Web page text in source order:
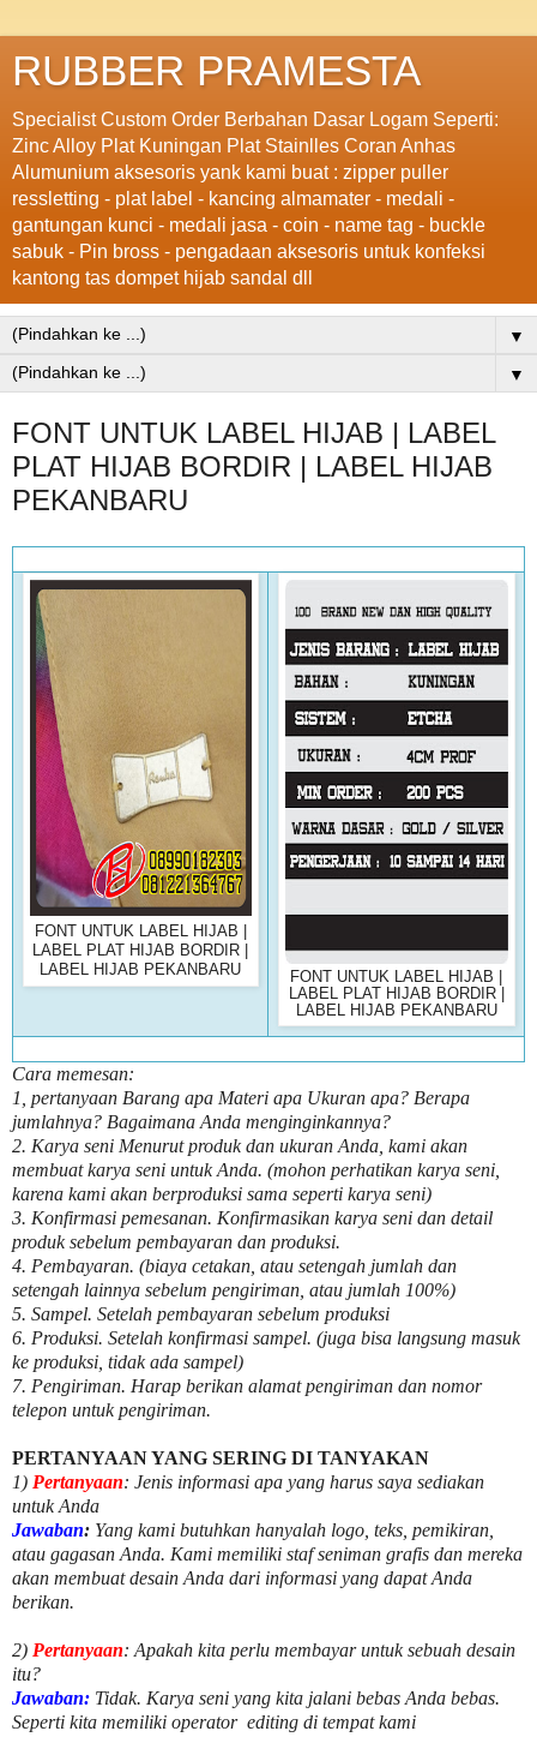
RUBBER PRAMESTA
Specialist Custom Order Berbahan Dasar Logam Seperti:
Zinc Alloy Plat Kuningan Plat Stainlles Coran Anhas
Alumunium aksesoris yank kami buat : zipper puller
ressletting - plat label - kancing almamater - medali -
gantungan kunci - medali jasa - coin - name tag - buckle
sabuk - Pin bross - pengadaan aksesoris untuk konfeksi
kantong tas dompet hijab sandal dll
▼
▼
FONT UNTUK LABEL HIJAB | LABEL
PLAT HIJAB BORDIR | LABEL HIJAB
PEKANBARU
FONT UNTUK LABEL HIJAB |
LABEL PLAT HIJAB BORDIR |
LABEL HIJAB PEKANBARU
FONT UNTUK LABEL HIJAB |
LABEL PLAT HIJAB BORDIR |
LABEL HIJAB PEKANBARU
Cara memesan:
1, pertanyaan Barang apa Materi apa Ukuran apa? Berapa
jumlahnya? Bagaimana Anda menginginkannya?
2. Karya seni Menurut produk dan ukuran Anda, kami akan
membuat karya seni untuk Anda. (mohon perhatikan karya seni,
karena kami akan berproduksi sama seperti karya seni)
3. Konfirmasi pemesanan. Konfirmasikan karya seni dan detail
produk sebelum pembayaran dan produksi.
4. Pembayaran. (biaya cetakan, atau setengah jumlah dan
setengah lainnya sebelum pengiriman, atau jumlah 100%)
5. Sampel. Setelah pembayaran sebelum produksi
6. Produksi. Setelah konfirmasi sampel. (juga bisa langsung masuk
ke produksi, tidak ada sampel)
7. Pengiriman. Harap berikan alamat pengiriman dan nomor
telepon untuk pengiriman.
PERTANYAAN YANG SERING DI TANYAKAN
1) Pertanyaan: Jenis informasi apa yang harus saya sediakan
untuk Anda
Jawaban: Yang kami butuhkan hanyalah logo, teks, pemikiran,
atau gagasan Anda. Kami memiliki staf seniman grafis dan mereka
akan membuat desain Anda dari informasi yang dapat Anda
berikan.
2) Pertanyaan: Apakah kita perlu membayar untuksebuah desain
itu?
Jawaban: Tidak. Karya seni yang kita jalani bebas Anda bebas.
Seperti kita memiliki operator editing di tempat kami